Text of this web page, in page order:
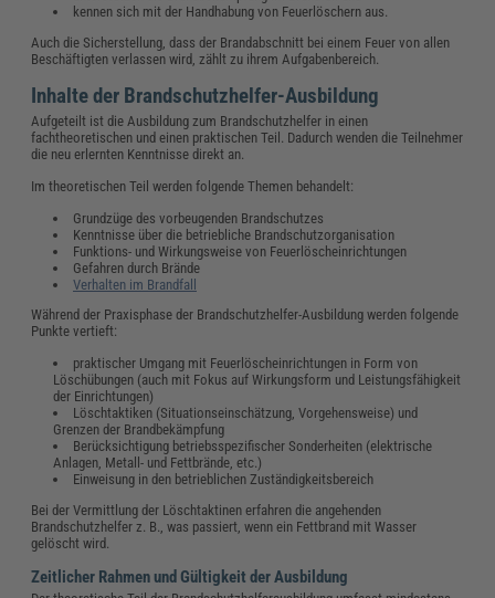
kennen sich mit der Handhabung von Feuerlöschern aus.
Auch die Sicherstellung, dass der Brandabschnitt bei einem Feuer von allen
Beschäftigten verlassen wird, zählt zu ihrem Aufgabenbereich.
Inhalte der Brandschutzhelfer-Ausbildung
Aufgeteilt ist die Ausbildung zum Brandschutzhelfer in einen
fachtheoretischen und einen praktischen Teil. Dadurch wenden die Teilnehmer
die neu erlernten Kenntnisse direkt an.
Im theoretischen Teil werden folgende Themen behandelt:
Grundzüge des vorbeugenden Brandschutzes
Kenntnisse über die betriebliche Brandschutzorganisation
Funktions- und Wirkungsweise von Feuerlöscheinrichtungen
Gefahren durch Brände
Verhalten im Brandfall
Während der Praxisphase der Brandschutzhelfer-Ausbildung werden folgende
Punkte vertieft:
praktischer Umgang mit Feuerlöscheinrichtungen in Form von
Löschübungen (auch mit Fokus auf Wirkungsform und Leistungsfähigkeit
der Einrichtungen)
Löschtaktiken (Situationseinschätzung, Vorgehensweise) und
Grenzen der Brandbekämpfung
Berücksichtigung betriebsspezifischer Sonderheiten (elektrische
Anlagen, Metall- und Fettbrände, etc.)
Einweisung in den betrieblichen Zuständigkeitsbereich
Bei der Vermittlung der Löschtaktinen erfahren die angehenden
Brandschutzhelfer z. B., was passiert, wenn ein Fettbrand mit Wasser
gelöscht wird.
Zeitlicher Rahmen und Gültigkeit der Ausbildung